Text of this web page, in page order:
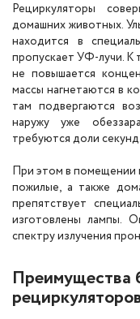
Рециркуляторы
домашних животных.
находится в
пропускает УФ-лучи. К
не повышается
массы нагнетаются в
там подвергаются
наружу уже
требуются доли секунд.
При этом в помещении
пожилые, а также
препятствует
изготовлены лампы.
спектру излучения
Преимущества